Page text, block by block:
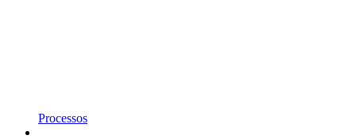
Processos